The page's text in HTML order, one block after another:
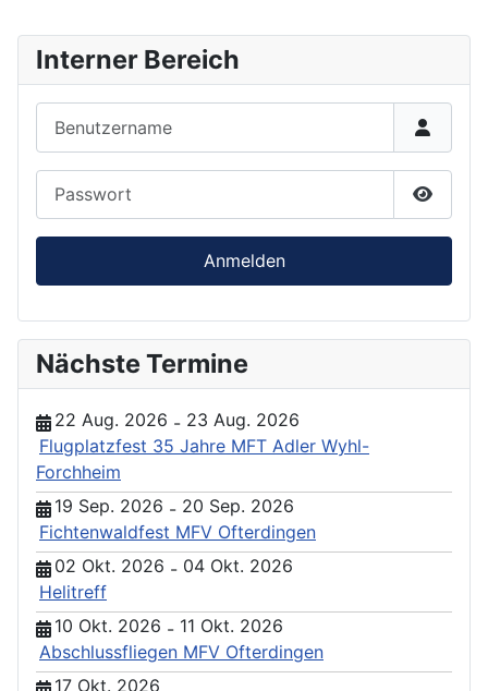
Interner Bereich
Anmelden
Nächste Termine
22 Aug. 2026 - 23 Aug. 2026
Flugplatzfest 35 Jahre MFT Adler Wyhl-
Forchheim
19 Sep. 2026 - 20 Sep. 2026
Fichtenwaldfest MFV Ofterdingen
02 Okt. 2026 - 04 Okt. 2026
Helitreff
10 Okt. 2026 - 11 Okt. 2026
Abschlussfliegen MFV Ofterdingen
17 Okt. 2026